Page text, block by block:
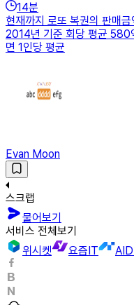
14분
현재까지 로또 복권의 판
2014년 기준 회당 평균 580
면 1인당 평균
Evan Moon
스크랩
물어보기
서비스 전체보기
위시켓
요즘IT